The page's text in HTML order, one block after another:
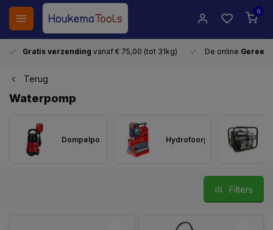
0
Gratis verzending vanaf € 75,00 (tot 31kg) De online
Terug
Waterpomp
Dompelpomp Hydrofoorpomp
Filters